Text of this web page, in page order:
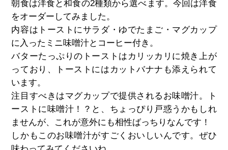
朝食は洋食と和食の2種類から選べます。今回は洋食
をオーダーしてみました。
内容はトーストにサラダ・ゆでたまご・マグカップ
に入ったミニ味噌汁とコーヒー付き。
バターたっぷりのトーストはカリッカリに焼き上が
っており、トーストにはカットバナナも添えられて
います。
注目すべきはマグカップで提供されるお味噌汁。ト
ーストに味噌汁！？と、ちょっぴり戸惑うかもしれ
ませんが、これが意外にも相性ばっちりなんです！
しかもこのお味噌汁がすごくおいしいんです。ぜひ